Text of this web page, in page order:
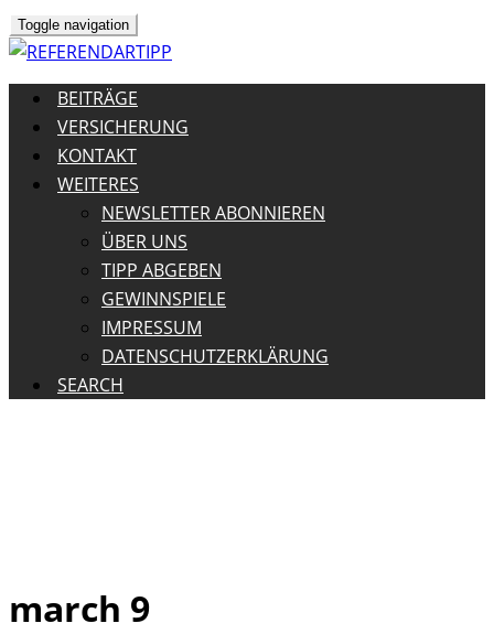
Toggle navigation
BEITRÄGE
VERSICHERUNG
KONTAKT
WEITERES
NEWSLETTER ABONNIEREN
ÜBER UNS
TIPP ABGEBEN
GEWINNSPIELE
IMPRESSUM
DATENSCHUTZERKLÄRUNG
SEARCH
Skip
march 9